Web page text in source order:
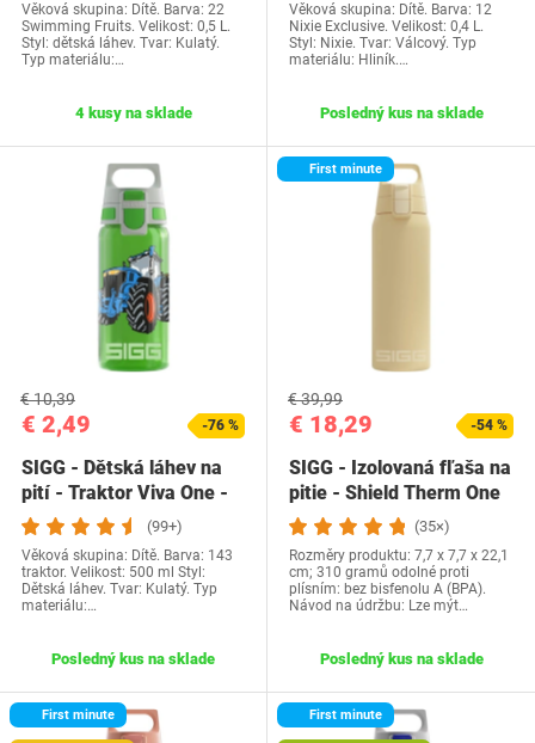
Věková skupina: Dítě. Barva: 22
Swimming Fruits. Velikost: 0,5 L.
Styl: dětská láhev. Tvar: Kulatý.
Typ materiálu:…
4 kusy na sklade
Věková skupina: Dítě. Barva: 12
Nixie Exclusive. Velikost: 0,4 L.
Styl: Nixie. Tvar: Válcový. Typ
materiálu: Hliník.…
Posledný kus na sklade
€ 2,49
€ 10,39
-76 %
SIGG - Dětská láhev na
pití - Traktor Viva One -
Vhodné pro…
(99+)
Věková skupina: Dítě. Barva: 143
traktor. Velikost: 500 ml Styl:
Dětská láhev. Tvar: Kulatý. Typ
materiálu:…
Posledný kus na sklade
First minute
€ 18,29
€ 39,99
-54 %
SIGG - Izolovaná fľaša na
pitie - Shield Therm One
Opti…
(35×)
Rozměry produktu: 7,7 x 7,7 x 22,1
cm; 310 gramů odolné proti
plísním: bez bisfenolu A (BPA).
Návod na údržbu: Lze mýt…
Posledný kus na sklade
First minute First minute